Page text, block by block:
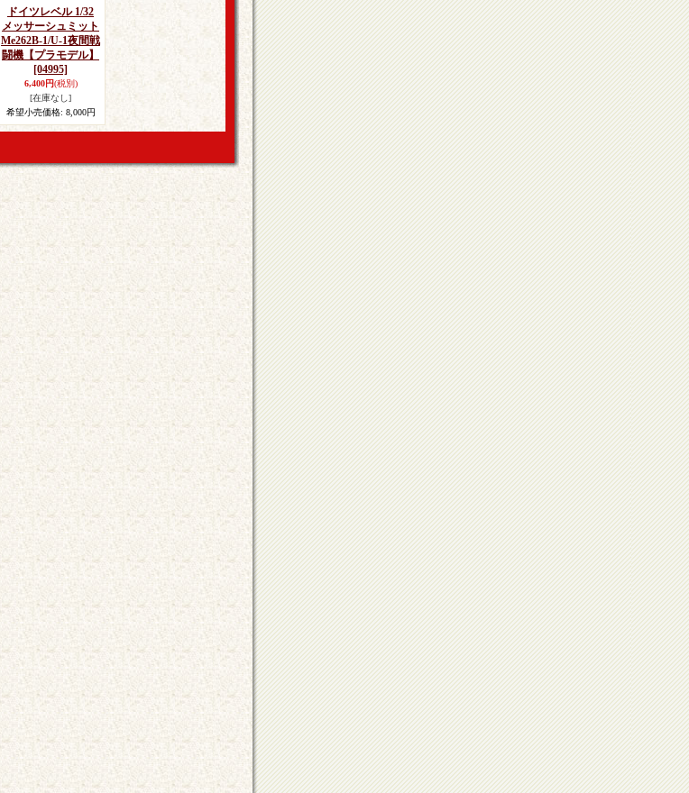
ドイツレベル 1/32
メッサーシュミット
Me262B-1/U-1夜間戦
闘機【プラモデル】
[04995]
6,400円(税別)
[在庫なし]
希望小売価格: 8,000円